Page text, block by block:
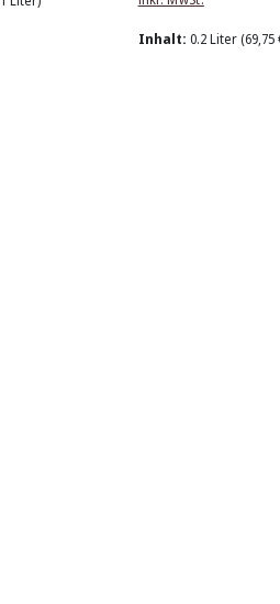
Inhalt: 0.2 Liter